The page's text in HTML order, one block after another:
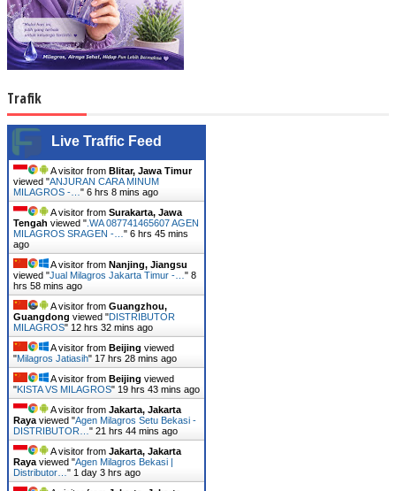
Trafik
Live Traffic Feed
A visitor from Blitar, Jawa Timur
viewed "ANJURAN CARA MINUM
MILAGROS -… " 6 hrs 8 mins ago
A visitor from Surakarta, Jawa
Tengah viewed " .WA 087741465607 AGEN
MILAGROS SRAGEN -… " 6 hrs 45 mins
ago
A visitor from Nanjing, Jiangsu
viewed "Jual Milagros Jakarta Timur -… " 8
hrs 58 mins ago
A visitor from Guangzhou,
Guangdong viewed "DISTRIBUTOR
MILAGROS" 12 hrs 32 mins ago
A visitor from Beijing viewed
"Milagros Jatiasih" 17 hrs 28 mins ago
A visitor from Beijing viewed
"KISTA VS MILAGROS" 19 hrs 43 mins ago
A visitor from Jakarta, Jakarta
Raya viewed "Agen Milagros Setu Bekasi -
DISTRIBUTOR… " 21 hrs 44 mins ago
A visitor from Jakarta, Jakarta
Raya viewed "Agen Milagros Bekasi |
Distributor… " 1 day 3 hrs ago